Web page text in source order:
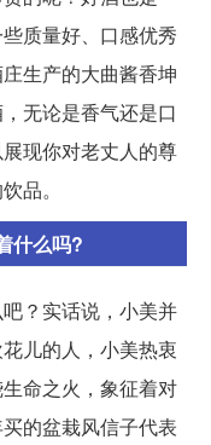
质量好、口感优秀
生产的大曲酱香坤
无论是香气还是口
现你对老丈人的尊
品。
什么吗?
？实话说，小美并
儿的人，小美热衷
命之火，象征着对
的盆栽风信子代表